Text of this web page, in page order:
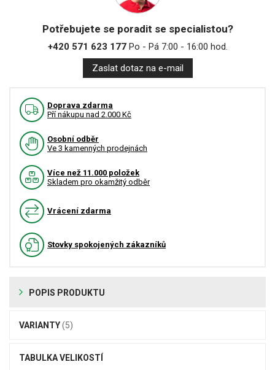
Potřebujete se poradit se specialistou?
+420 571 623 177Po - Pá 7:00 - 16:00 hod.
Zaslat dotaz na e-mail
Doprava zdarma
Pří nákupu nad 2.000 Kč
Osobní odběr
Ve 3 kamenných prodejnách
Více než 11.000 položek
Skladem pro okamžitý odběr
Vrácení zdarma
Stovky spokojených zákazníků
POPIS PRODUKTU
VARIANTY(5)
TABULKA VELIKOSTÍ